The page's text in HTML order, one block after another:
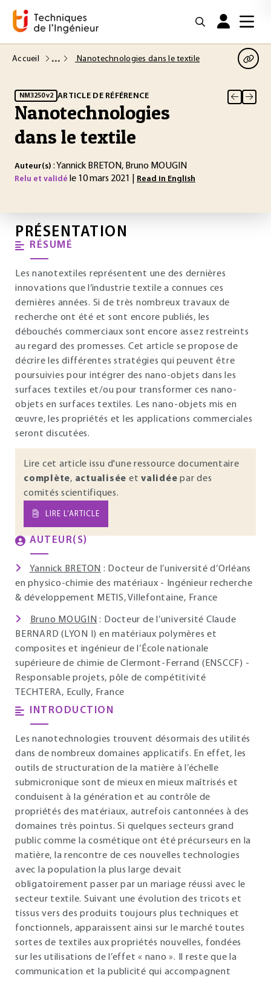
Accueil Nanotechnologies dans le textile
NM3250 v2 ARTICLE DE RÉFÉRENCE
Nanotechnologies
dans le textile
Auteur(s) : Yannick BRETON, Bruno MOUGIN
Relu et validé le 10 mars 2021 | Read in English
PRÉSENTATION
RÉSUMÉ
Les nanotextiles représentent une des dernières
innovations que l’industrie textile a connues ces
dernières années. Si de très nombreux travaux de
recherche ont été et sont encore publiés, les
débouchés commerciaux sont encore assez restreints
au regard des promesses. Cet article se propose de
décrire les différentes stratégies qui peuvent être
poursuivies pour intégrer des nano-objets dans les
surfaces textiles et/ou pour transformer ces nano-
objets en surfaces textiles. Les nano-objets mis en
œuvre, les propriétés et les applications commerciales
seront discutées.
Lire cet article issu d'une ressource documentaire
complète, actualisée et validée par des
comités scientifiques.
LIRE L’ARTICLE
AUTEUR(S)
Yannick BRETON : Docteur de l’université d’Orléans
en physico-chimie des matériaux - Ingénieur recherche
& développement METIS, Villefontaine, France
Bruno MOUGIN : Docteur de l’université Claude
BERNARD (LYON I) en matériaux polymères et
composites et ingénieur de l’École nationale
supérieure de chimie de Clermont-Ferrand (ENSCCF) -
Responsable projets, pôle de compétitivité
TECHTERA, Ecully, France
INTRODUCTION
Les nanotechnologies trouvent désormais des utilités
dans de nombreux domaines applicatifs. En effet, les
outils de structuration de la matière à l’échelle
submicronique sont de mieux en mieux maîtrisés et
conduisent à la génération et au contrôle de
propriétés des matériaux, autrefois cantonnées à des
domaines très pointus. Si quelques secteurs grand
public comme la cosmétique ont été précurseurs en la
matière, la rencontre de ces nouvelles technologies
avec la population la plus large devait
obligatoirement passer par un mariage réussi avec le
secteur textile. Suivant une évolution des tricots et
tissus vers des produits toujours plus techniques et
fonctionnels, apparaissent ainsi sur le marché toutes
sortes de textiles aux propriétés nouvelles, fondées
sur les utilisations de l’effet « nano ». Il reste que la
communication et la publicité qui accompagnent